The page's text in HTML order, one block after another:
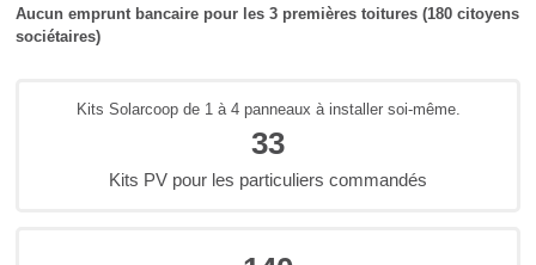
Aucun emprunt bancaire pour les 3 premières toitures (180 citoyens
sociétaires)
Kits Solarcoop de 1 à 4 panneaux à installer soi-même.
33
Kits PV pour les particuliers commandés